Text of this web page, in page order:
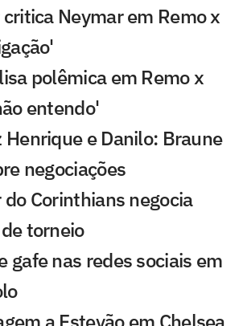
Neymar em Remo x
polêmica em Remo x
entendo'
e Danilo: Braune
negociações
Corinthians negocia
torneio
gafe nas redes sociais em